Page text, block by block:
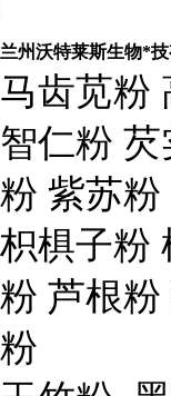
兰州沃特莱斯生物*技
马齿苋粉
智仁粉
粉 紫苏粉
枳椇子粉
粉 芦根
粉